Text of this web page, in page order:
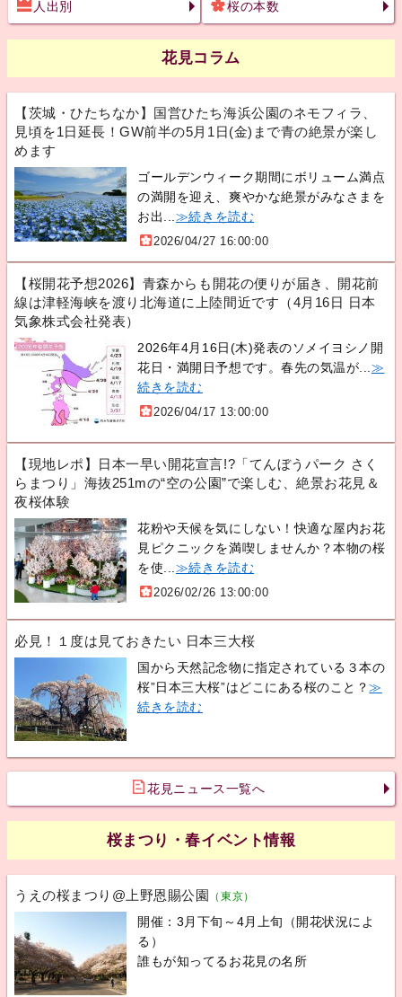
人出別 桜の本数
花見コラム
【茨城・ひたちなか】国営ひたち海浜公園のネモフィラ、
見頃を1日延長！GW前半の5月1日(金)まで青の絶景が楽し
めます
ゴールデンウィーク期間にボリューム満点
の満開を迎え、爽やかな絶景がみなさまを
お出...≫続きを読む
2026/04/27 16:00:00
【桜開花予想2026】青森からも開花の便りが届き、開花前
線は津軽海峡を渡り北海道に上陸間近です（4月16日 日本
気象株式会社発表）
2026年4月16日(木)発表のソメイヨシノ開
花日・満開日予想です。春先の気温が...≫
続きを読む
2026/04/17 13:00:00
【現地レポ】日本一早い開花宣言!?「てんぼうパーク さく
らまつり」海抜251mの“空の公園”で楽しむ、絶景お花見＆
夜桜体験
花粉や天候を気にしない！快適な屋内お花
見ピクニックを満喫しませんか？本物の桜
を使...≫続きを読む
2026/02/26 13:00:00
必見！１度は見ておきたい 日本三大桜
国から天然記念物に指定されている３本の
桜”日本三大桜”はどこにある桜のこと？≫
続きを読む
花見ニュース一覧へ
桜まつり・春イベント情報
うえの桜まつり@上野恩賜公園 （東京）
開催：3月下旬～4月上旬（開花状況によ
る）
誰もが知ってるお花見の名所